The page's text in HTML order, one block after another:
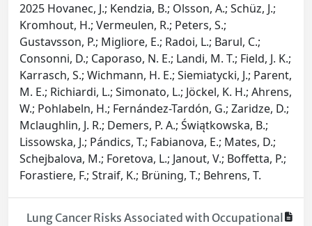
2025 Hovanec, J.; Kendzia, B.; Olsson, A.; Schüz, J.;
Kromhout, H.; Vermeulen, R.; Peters, S.;
Gustavsson, P.; Migliore, E.; Radoi, L.; Barul, C.;
Consonni, D.; Caporaso, N. E.; Landi, M. T.; Field, J. K.;
Karrasch, S.; Wichmann, H. E.; Siemiatycki, J.; Parent,
M. E.; Richiardi, L.; Simonato, L.; Jöckel, K. H.; Ahrens,
W.; Pohlabeln, H.; Fernández-Tardón, G.; Zaridze, D.;
Mclaughlin, J. R.; Demers, P. A.; Świątkowska, B.;
Lissowska, J.; Pándics, T.; Fabianova, E.; Mates, D.;
Schejbalova, M.; Foretova, L.; Janout, V.; Boffetta, P.;
Forastiere, F.; Straif, K.; Brüning, T.; Behrens, T.
Lung Cancer Risks Associated with Occupational